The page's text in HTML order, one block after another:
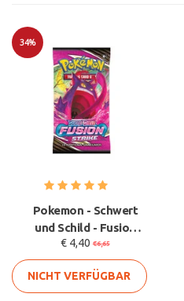
34%
Pokemon - Schwert
und Schild - Fusion
Strike Boosterpack -
Englis
€ 4,40 €6,65
NICHT VERFÜGBAR